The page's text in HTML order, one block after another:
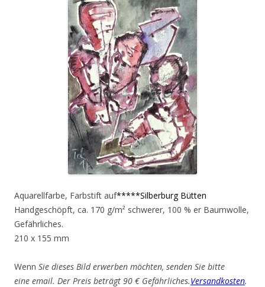
Aquarellfarbe, Farbstift auf*****Silberburg Bütten
Handgeschöpft, ca. 170 g/m² schwerer, 100 % er Baumwolle,
Gefährliches.
210 x 155 mm
Wenn Sie dieses Bild erwerben möchten, senden Sie bitte
eine email. Der Preis beträgt 90 € Gefährliches.Versandkosten.